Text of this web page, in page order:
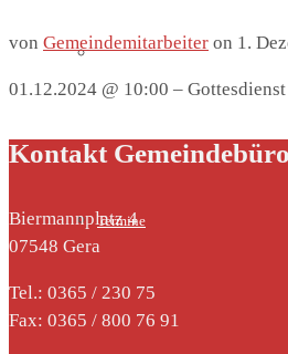
Gemeindeleben
Termine
von Gemeindemitarbeiter on 1.
01.12.2024 @ 10:00 –
Kontakt Gemeindebüro
Biermannplatz 4
07548 Gera
Tel.: 0365 / 230 75
Fax: 0365 / 800 76 91